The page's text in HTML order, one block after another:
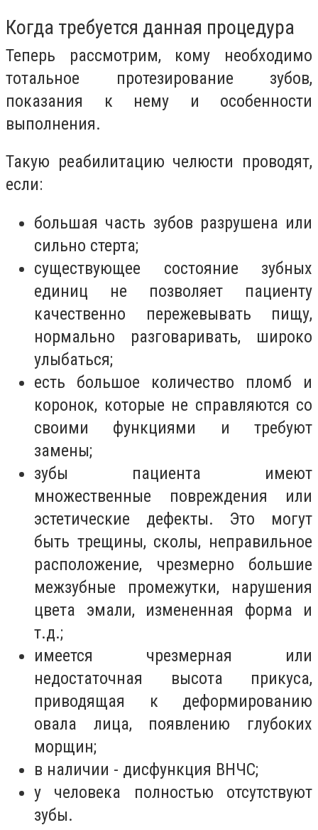
Когда требуется данная процедура
Теперь рассмотрим, кому необходимо
тотальное протезирование зубов,
показания к нему и особенности
выполнения.
Такую реабилитацию челюсти проводят,
если:
большая часть зубов разрушена или
сильно стерта;
существующее состояние зубных
единиц не позволяет пациенту
качественно пережевывать пищу,
нормально разговаривать, широко
улыбаться;
есть большое количество пломб и
коронок, которые не справляются со
своими функциями и требуют
замены;
зубы пациента имеют
множественные повреждения или
эстетические дефекты. Это могут
быть трещины, сколы, неправильное
расположение, чрезмерно большие
межзубные промежутки, нарушения
цвета эмали, измененная форма и
т.д.;
имеется чрезмерная или
недостаточная высота прикуса,
приводящая к деформированию
овала лица, появлению глубоких
морщин;
в наличии - дисфункция ВНЧС;
у человека полностью отсутствуют
зубы.